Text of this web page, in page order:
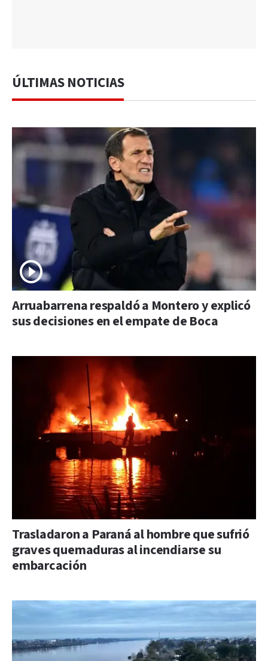
ÚLTIMAS NOTICIAS
Arruabarrena respaldó a Montero y explicó
sus decisiones en el empate de Boca
Trasladaron a Paraná al hombre que sufrió
graves quemaduras al incendiarse su
embarcación